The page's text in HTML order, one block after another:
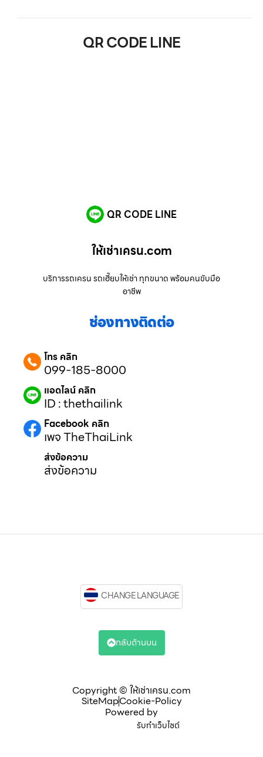
QR CODE LINE
QR CODE LINE
ให้เช่าเครน.com
บริการรถเครน รถเฮี๊ยบให้เช่า ทุกขนาด พร้อมคนขับมือ
อาชีพ
ช่องทางติดต่อ
โทร คลิก
099-185-8000
แอดไลน์ คลิก
ID : thethailink
Facebook คลิก
เพจ TheThaiLink
ส่งข้อความ
ส่งข้อความ
Copyright © ให้เช่าเครน.com
SiteMapCookie-Policy
Powered by
รับทำเว็บไซต์
CHANGE LANGUAGE
กลับด้านบน